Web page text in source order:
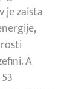
je zaista
A